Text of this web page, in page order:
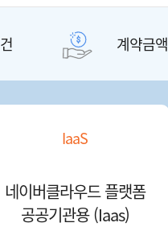
건 계약금액
IaaS
네이버클라우드 플랫폼
공공기관용 (Iaas)